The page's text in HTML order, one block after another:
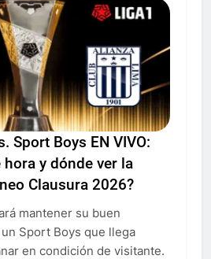
Sport Boys EN VIVO:
hora y dónde ver la
Clausura 2026?
mantener su buen
Sport Boys que llega
en condición de visitante.